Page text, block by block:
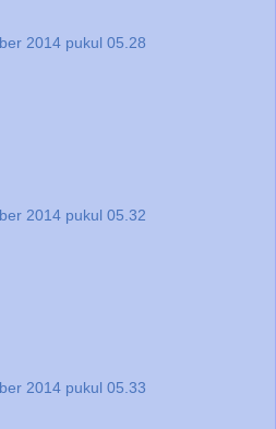
2014 pukul 05.28
2014 pukul 05.32
2014 pukul 05.33